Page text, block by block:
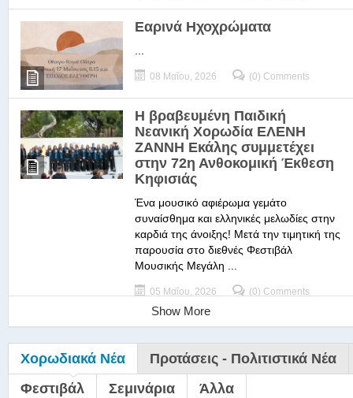
Εαρινά Ηχοχρώματα
08 Μαΐου, 2026 (0) Comments
Η βραβευμένη Παιδική
Νεανική Χορωδία ΕΛΕΝΗ
ΖΑΝΝΗ Εκάλης συμμετέχει
στην 72η Ανθοκομική Έκθεση
Κηφισιάς
Ένα μουσικό αφιέρωμα γεμάτο
συναίσθημα και ελληνικές μελωδίες στην
καρδιά της άνοιξης! Μετά την τιμητική της
παρουσία στο διεθνές Φεστιβάλ
Μουσικής Μεγάλη ...
05 Μαΐου, 2026 (0) Comments
Show More
Χορωδιακά Νέα
Προτάσεις - Πολιτιστικά Νέα
Φεστιβάλ
Σεμινάρια Άλλα